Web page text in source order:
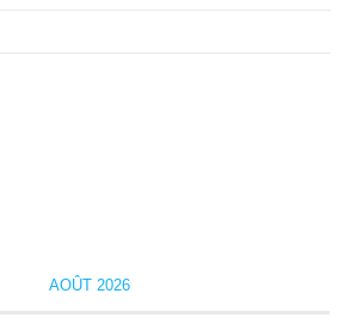
AOÛT 2026